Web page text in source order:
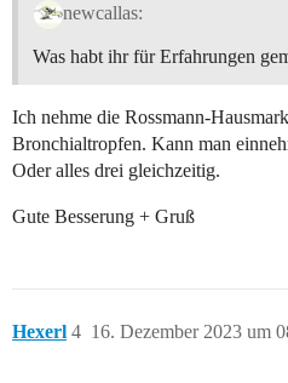
newcallas:
Was habt ihr für Erfahrungen
Ich nehme die Rossmann-
Bronchialtropfen. Kann man
Oder alles drei gleichzeitig.
Gute Besserung + Gruß
Hexerl 16. Dezember 2023 um
4